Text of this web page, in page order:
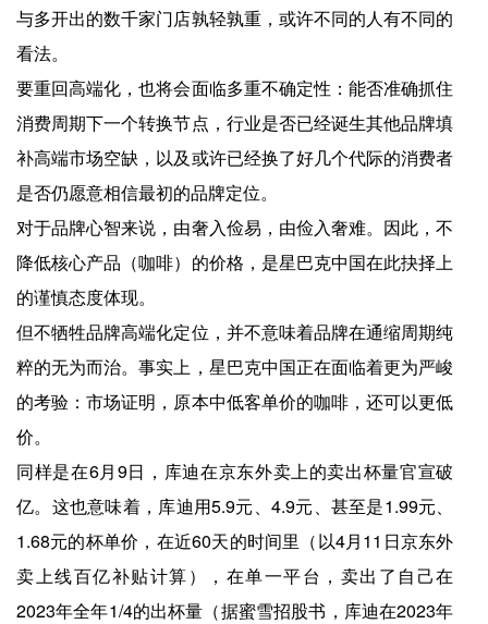
与多开出的数千家门店孰轻孰重，或许不同的人有不同的
看法。
要重回高端化，也将会面临多重不确定性：能否准确抓住
消费周期下一个转换节点，行业是否已经诞生其他品牌填
补高端市场空缺，以及或许已经换了好几个代际的消费者
是否仍愿意相信最初的品牌定位。
对于品牌心智来说，由奢入俭易，由俭入奢难。因此，不
降低核心产品（咖啡）的价格，是星巴克中国在此抉择上
的谨慎态度体现。
但不牺牲品牌高端化定位，并不意味着品牌在通缩周期纯
粹的无为而治。事实上，星巴克中国正在面临着更为严峻
的考验：市场证明，原本中低客单价的咖啡，还可以更低
价。
同样是在6月9日，库迪在京东外卖上的卖出杯量官宣破
亿。这也意味着，库迪用5.9元、4.9元、甚至是1.99元、
1.68元的杯单价，在近60天的时间里（以4月11日京东外
卖上线百亿补贴计算），在单一平台，卖出了自己在
2023年全年1/4的出杯量（据蜜雪招股书，库迪在2023年